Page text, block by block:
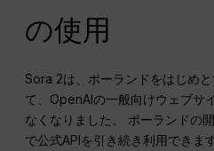
の使用
Sora 2は、ポーランドをはじめ
て、OpenAIの一般向けウェブサ
なくなりました。 ポーランドの
で公式APIを引き続き利用できま